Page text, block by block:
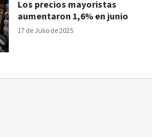
17 de Julio de 2025
Los precios mayoristas
aumentaron 1,6% en junio